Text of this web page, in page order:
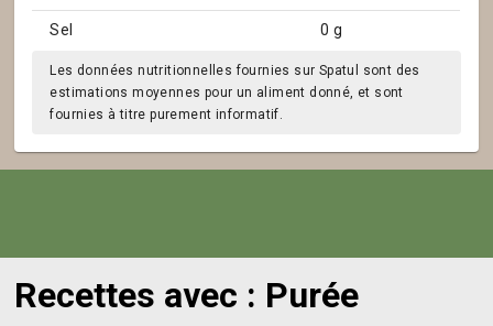
Sel 0 g
Les données nutritionnelles fournies sur Spatul sont des
estimations moyennes pour un aliment donné, et sont
fournies à titre purement informatif.
Recettes avec : Purée